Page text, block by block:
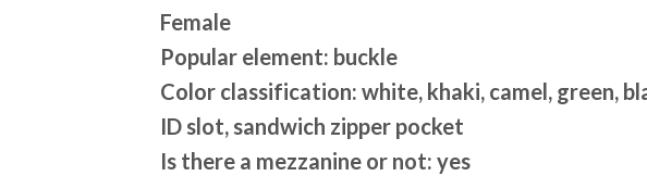
Female
Popular element: buckle
Color classification: white, khaki, camel, green,
ID slot, sandwich zipper pocket
Is there a mezzanine or not: yes